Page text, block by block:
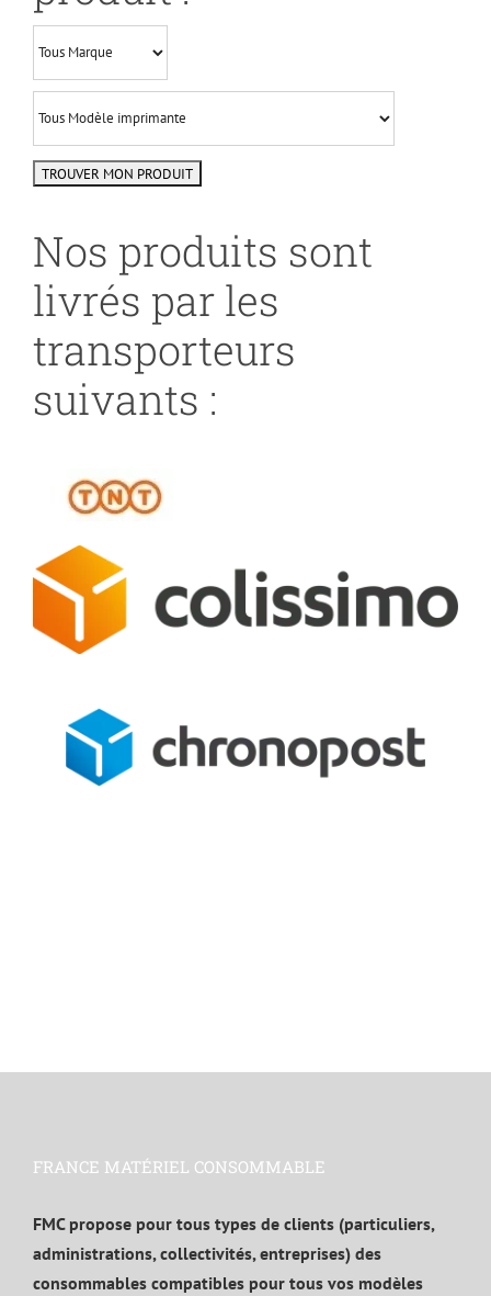
Nos produits sont
livrés par les
transporteurs
suivants :
FRANCE MATÉRIEL CONSOMMABLE
FMC propose pour tous types de clients (particuliers,
administrations, collectivités, entreprises) des
consommables compatibles pour tous vos modèles